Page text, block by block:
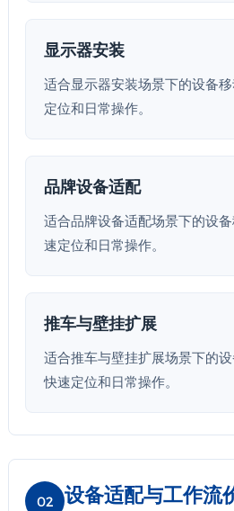
显示器安装
适合显示器安装场景下的设备
定位和日常操作。
品牌设备适配
适合品牌设备适配场景下的设
速定位和日常操作。
推车与壁挂扩展
适合推车与壁挂扩展场景下的设
快速定位和日常操作。
02 设备适配与工作流